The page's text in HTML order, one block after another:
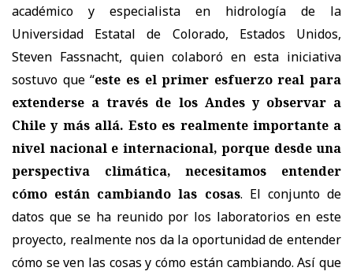
académico y especialista en hidrología de la
Universidad Estatal de Colorado, Estados Unidos,
Steven Fassnacht, quien colaboró en esta iniciativa
sostuvo que “este es el primer esfuerzo real para
extenderse a través de los Andes y observar a
Chile y más allá. Esto es realmente importante a
nivel nacional e internacional, porque desde una
perspectiva climática, necesitamos entender
cómo están cambiando las cosas. El conjunto de
datos que se ha reunido por los laboratorios en este
proyecto, realmente nos da la oportunidad de entender
cómo se ven las cosas y cómo están cambiando. Así que